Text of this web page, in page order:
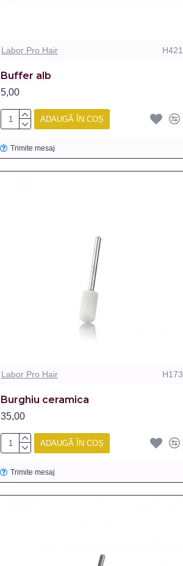
Labor Pro Hair H421
Buffer alb
5,00
ADAUGĂ ÎN COȘ
Trimite mesaj
Labor Pro Hair H173
Burghiu ceramica
35,00
ADAUGĂ ÎN COȘ
Trimite mesaj